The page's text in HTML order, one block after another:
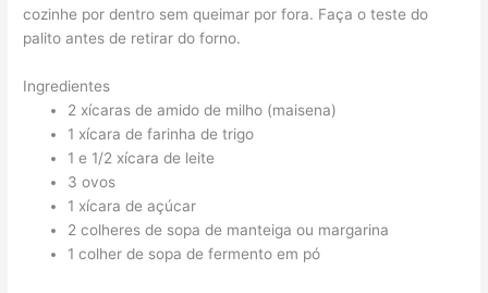
cozinhe por dentro sem queimar por fora. Faça o teste do
palito antes de retirar do forno.
Ingredientes
2 xícaras de amido de milho (maisena)
1 xícara de farinha de trigo
1 e 1/2 xícara de leite
3 ovos
1 xícara de açúcar
2 colheres de sopa de manteiga ou margarina
1 colher de sopa de fermento em pó